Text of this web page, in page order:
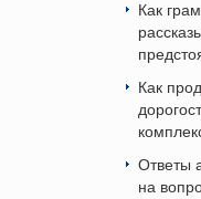
Как
Как
Ответы
на